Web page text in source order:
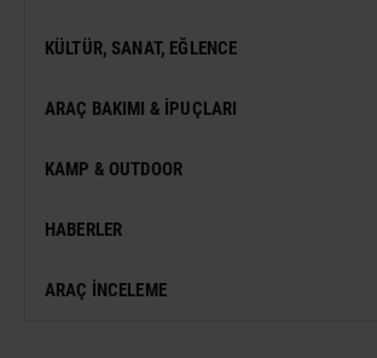
TÜRKIYE GEZI REHBERI
KÜLTÜR, SANAT, EĞLENCE
FESTIVAL
ANTIK KENT & ALANLAR
ARAÇ BAKIMI & İPUÇLARI
KAMP & OUTDOOR
HABERLER
ARAÇ İNCELEME